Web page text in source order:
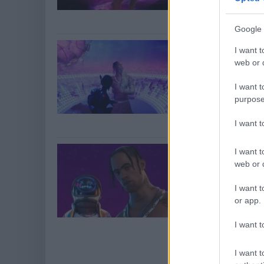
Google
I want
web or
I want
I want
I want
web or
I want
or app.
I want
I want
rendelkező
a karantén
Travis
millióan
A Fortnite
Marshmellóra
Travis
rengeteg
Ha nem csak
markotokat.